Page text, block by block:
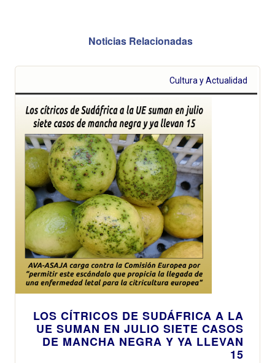
Noticias Relacionadas
Cultura y Actualidad
LOS CÍTRICOS DE SUDÁFRICA A LA
UE SUMAN EN JULIO SIETE CASOS
DE MANCHA NEGRA Y YA LLEVAN
15